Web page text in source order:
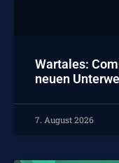
Wartales:
neuen
7. August 2026